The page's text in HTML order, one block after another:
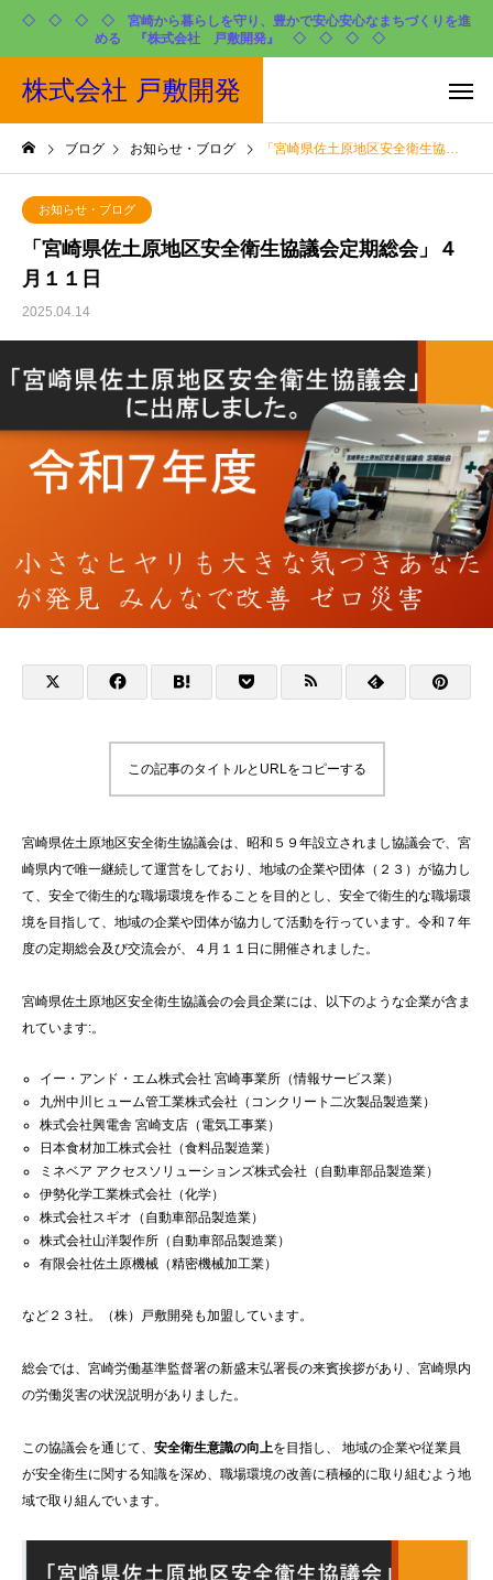
◇ ◇ ◇ ◇ 宮崎から暮らしを守り、豊かで安心安心なまちづくりを進
める 『株式会社 戸敷開発』 ◇ ◇ ◇ ◇
株式会社 戸敷開発
ブログ お知らせ・ブログ 「宮崎県佐土原地区安全衛生協議会定期総会」４月１１日
お知らせ・ブログ
「宮崎県佐土原地区安全衛生協議会定期総会」４
月１１日
2025.04.14
この記事のタイトルとURLをコピーする
宮崎県佐土原地区安全衛生協議会は、昭和５９年設立されまし協議会で、宮
崎県内で唯一継続して運営をしており、地域の企業や団体（２３）が協力し
て、安全で衛生的な職場環境を作ることを目的とし、安全で衛生的な職場環
境を目指して、地域の企業や団体が協力して活動を行っています。令和７年
度の定期総会及び交流会が、４月１１日に開催されました。
宮崎県佐土原地区安全衛生協議会の会員企業には、以下のような企業が含ま
れています:。
イー・アンド・エム株式会社 宮崎事業所（情報サービス業）
九州中川ヒューム管工業株式会社（コンクリート二次製品製造業）
株式会社興電舎 宮崎支店（電気工事業）
日本食材加工株式会社（食料品製造業）
ミネベア アクセスソリューションズ株式会社（自動車部品製造業）
伊勢化学工業株式会社（化学）
株式会社スギオ（自動車部品製造業）
株式会社山洋製作所（自動車部品製造業）
有限会社佐土原機械（精密機械加工業）
など２３社。（株）戸敷開発も加盟しています。
総会では、宮崎労働基準監督署の新盛末弘署長の来賓挨拶があり、宮崎県内
の労働災害の状況説明がありました。
この協議会を通じて、 安全衛生意識の向上を目指し、 地域の企業や従業員
が安全衛生に関する知識を深め、職場環境の改善に積極的に取り組むよう地
域で取り組んでいます。